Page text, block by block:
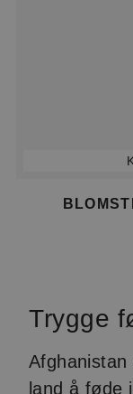
Trygge
land å føde